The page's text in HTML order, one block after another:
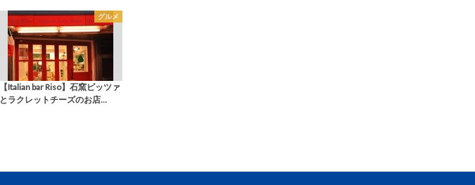
グルメ
【Italian bar Riso】石窯ピッツァ
とラクレットチーズのお店…